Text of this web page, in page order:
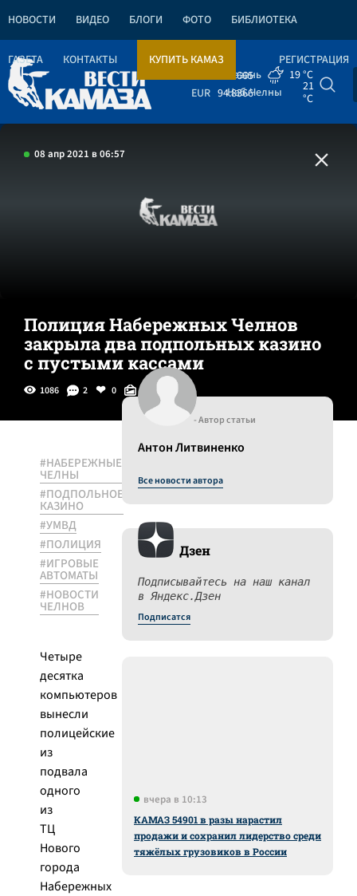
НОВОСТИ ВИДЕО БЛОГИ ФОТО БИБЛИОТЕКА
ГАЗЕТА КОНТАКТЫ КУПИТЬ КАМАЗ
РЕГИСТРАЦИЯ
82.1665
EUR 94.8366
Казань
19 °C
Наб.Челны
21
°C
08 апр 2021 в 06:57
Полиция Набережных Челнов
закрыла два подпольных казино
с пустыми кассами
1086 2 0
#НАБЕРЕЖНЫЕ
ЧЕЛНЫ
#ПОДПОЛЬНОЕ
КАЗИНО
#УМВД
#ПОЛИЦИЯ
#ИГРОВЫЕ
АВТОМАТЫ
#НОВОСТИ
ЧЕЛНОВ
Четыре
десятка
компьютеров
вынесли
полицейские
из
подвала
одного
из
ТЦ
Нового
города
Набережных
- Автор статьи
Антон Литвиненко
Все новости автора
Дзен
Подписывайтесь на наш канал
в Яндекс.Дзен
Подписатся
вчера в 10:13
КАМАЗ 54901 в разы нарастил
продажи и сохранил лидерство среди
тяжёлых грузовиков в России